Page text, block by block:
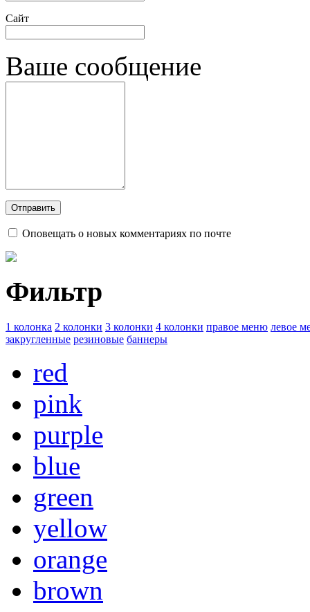
Сайт
Ваше сообщение
Оповещать о новых комментариях по почте
Фильтр
1 колонка 2 колонки 3 колонки 4 колонки правое меню левое
закругленные резиновые баннеры
red
pink
purple
blue
green
yellow
orange
brown